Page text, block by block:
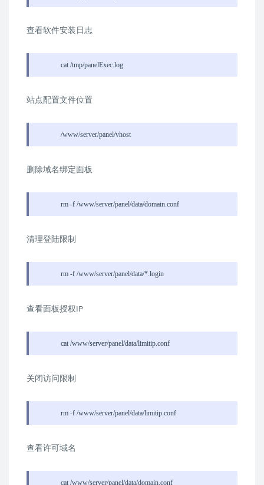
查看软件安装日志
cat /tmp/panelExec.log
站点配置文件位置
/www/server/panel/vhost
删除域名绑定面板
rm -f /www/server/panel/data/domain.conf
清理登陆限制
rm -f /www/server/panel/data/*.login
查看面板授权IP
cat /www/server/panel/data/limitip.conf
关闭访问限制
rm -f /www/server/panel/data/limitip.conf
查看许可域名
cat /www/server/panel/data/domain.conf